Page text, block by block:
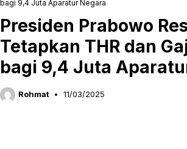
bagi 9,4 Juta Aparatur Negara
Presiden Prabowo
Tetapkan THR dan
bagi 9,4 Juta
Rohmat 11/03/2025